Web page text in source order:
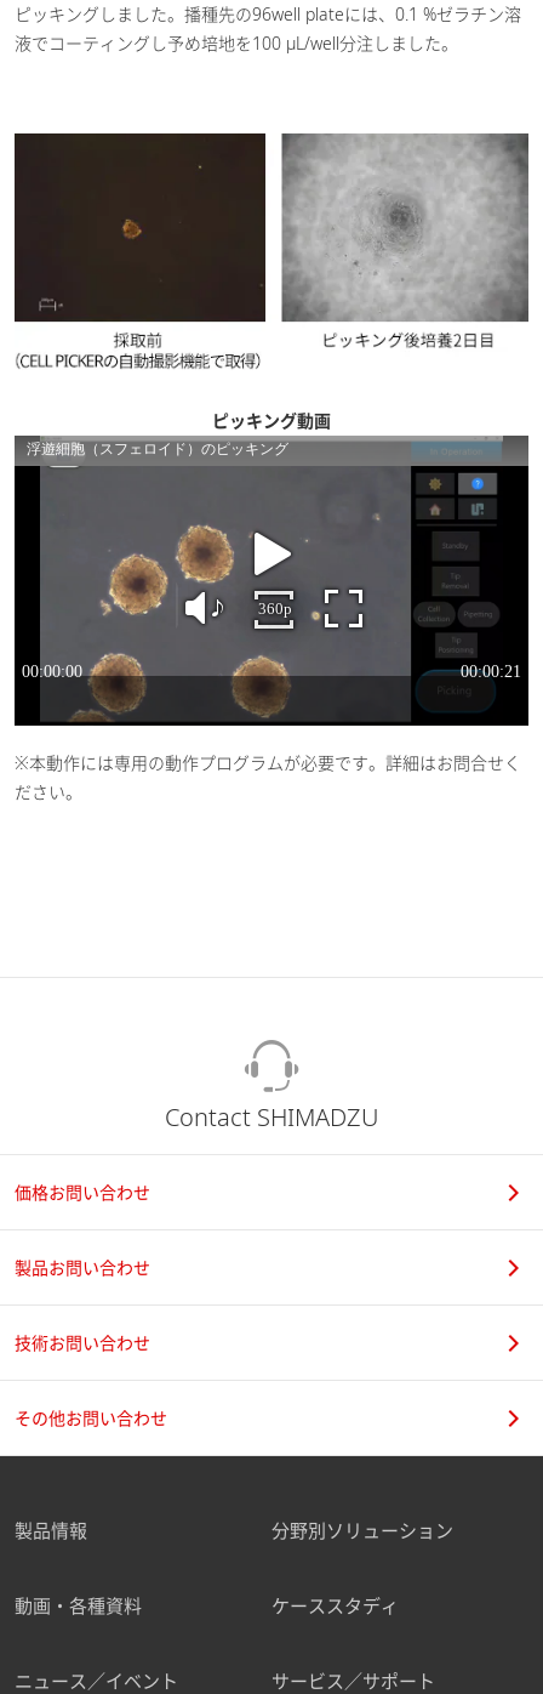
ピッキングしました。播種先の96well plateには、0.1 %ゼラチン溶
液でコーティングし予め培地を100 μL/well分注しました。
ピッキング動画
※本動作には専用の動作プログラムが必要です。詳細はお問合せく
ださい。
Contact SHIMADZU
価格お問い合わせ
製品お問い合わせ
技術お問い合わせ
その他お問い合わせ
製品情報 分野別ソリューション
動画・各種資料 ケーススタディ
ニュース／イベント サービス／サポート